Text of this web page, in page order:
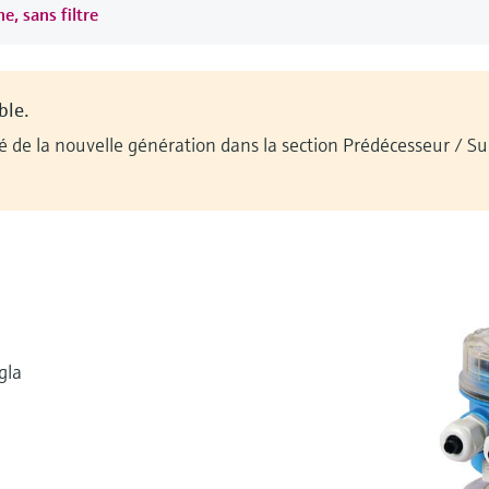
sans filtre
la nouvelle génération dans la section Prédécesseur /